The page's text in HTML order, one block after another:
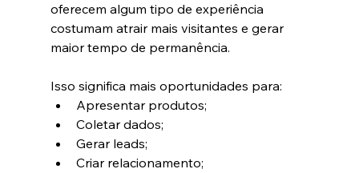
oferecem algum tipo de experiência
costumam atrair mais visitantes e gerar
maior tempo de permanência.
Isso significa mais oportunidades para:
Apresentar produtos;
Coletar dados;
Gerar leads;
Criar relacionamento;